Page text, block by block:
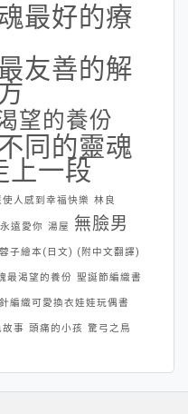
最好的療
友善的解
望的養份
同的靈魂
上一段
人感到幸福快樂 林良
永遠愛你 湯屋 無臉男
子繪本(日文) (附中文翻譯)
最渴望的養份 聖誕節編織書
編織可愛換衣娃娃玩偶書
事 頭痛的小孩 驚弓之鳥